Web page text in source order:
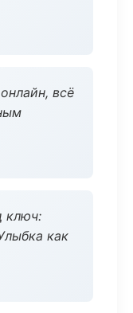
всё
ключ:
как